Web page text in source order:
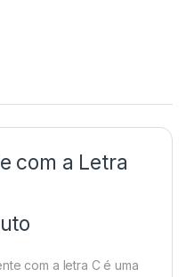
com a Letra
com a letra C é uma